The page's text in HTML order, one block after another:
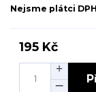
Nejsme plátci DPH
195 Kč